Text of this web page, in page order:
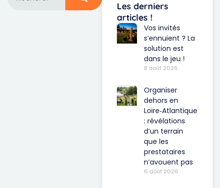
Les derniers
articles !
Vos invités
s’ennuient ? La
solution est
dans le jeu !
8 août 2026
Organiser
dehors en
Loire‑Atlantique
: révélations
d’un terrain
que les
prestataires
n’avouent pas
6 août 2026